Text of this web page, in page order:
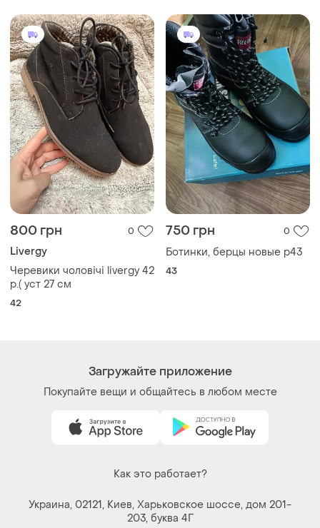
800 грн 0
Livergy
Черевики чоловічі livergy 42
р.( уст 27 см
42
750 грн 0
Ботинки, берцы новые р43
43
Загружайте приложение
Покупайте вещи и общайтесь в любом месте
Как это работает?
Украина, 02121, Киев, Харьковское шоссе, дом 201-
203, буква 4Г